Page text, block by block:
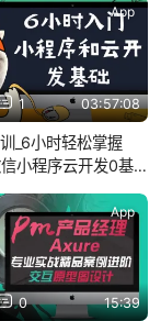
1 03:57:08
App
_6小时轻松掌握
小程序云开发0基
0 15:39
App